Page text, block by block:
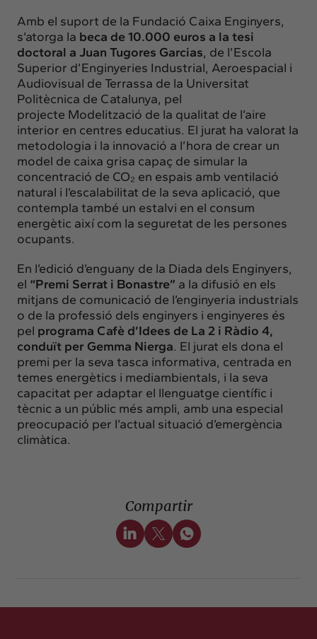
Amb el suport de la Fundació Caixa Enginyers,
s’atorga la beca de 10.000 euros a la tesi
doctoral a Juan Tugores Garcias, de l’Escola
Superior d’Enginyeries Industrial, Aeroespacial i
Audiovisual de Terrassa de la Universitat
Politècnica de Catalunya, pel
projecte Modelització de la qualitat de l’aire
interior en centres educatius. El jurat ha valorat la
metodologia i la innovació a l’hora de crear un
model de caixa grisa capaç de simular la
concentració de CO₂ en espais amb ventilació
natural i l’escalabilitat de la seva aplicació, que
contempla també un estalvi en el consum
energètic així com la seguretat de les persones
ocupants.
En l’edició d’enguany de la Diada dels Enginyers,
el “Premi Serrat i Bonastre” a la difusió en els
mitjans de comunicació de l’enginyeria industrials
o de la professió dels enginyers i enginyeres és
pel programa Cafè d’Idees de La 2 i Ràdio 4,
conduït per Gemma Nierga. El jurat els dona el
premi per la seva tasca informativa, centrada en
temes energètics i mediambientals, i la seva
capacitat per adaptar el llenguatge científic i
tècnic a un públic més ampli, amb una especial
preocupació per l’actual situació d’emergència
climàtica.
Compartir